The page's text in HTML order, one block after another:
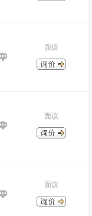
面议
面议
面议